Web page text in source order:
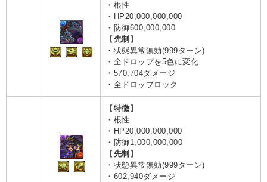
・根性
・HP20,000,000,000
・防御600,000,000
【 先制 】
・状態異常無効(999ターン)
・全ドロップを5色に変化
・570,704ダメージ
・全ドロップロック
【 特徴 】
・根性
・HP20,000,000,000
・防御1,000,000,000
【 先制 】
・状態異常無効(999ターン)
・602,940ダメージ